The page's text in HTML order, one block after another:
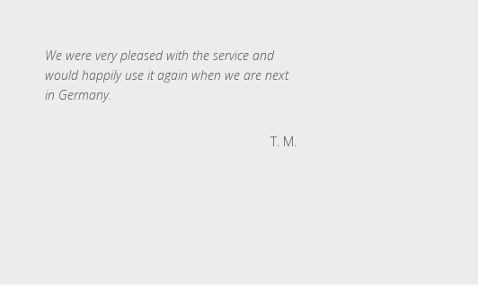
We were very pleased with the service and
would happily use it again when we are next
in Germany.
T. M.